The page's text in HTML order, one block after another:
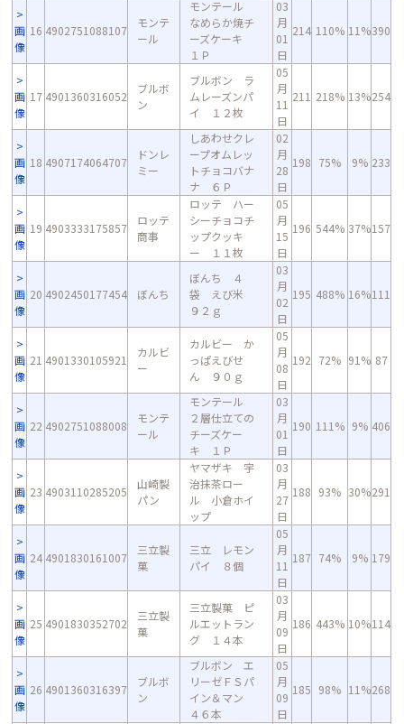
画
像
16 4902751088107
モンテ
ール
モンテール
なめらか焼チ
ーズケーキ
１Ｐ
03
月
01
日
214 110% 11%390
画
像
17 4901360316052
ブルボ
ン
ブルボン ラ
ムレーズンパ
イ １２枚
05
月
11
日
211 218% 13%254
画
像
18 4907174064707
ドンレ
ミー
しあわせクレ
ープオムレッ
トチョコバナ
ナ ６Ｐ
02
月
28
日
198 75% 9% 233
画
像
19 4903333175857
ロッテ
商事
ロッテ ハー
シーチョコチ
ップクッキ
ー １１枚
05
月
15
日
196 544% 37%157
画
像
20 4902450177454 ぼんち
ぼんち ４
袋 えび米
９２ｇ
03
月
02
日
195 488% 16%111
画
像
21 4901330105921
カルビ
ー
カルビー か
っぱえびせ
ん ９０ｇ
05
月
08
日
192 72% 91% 87
画
像
22 4902751088008
モンテ
ール
モンテール
２層仕立ての
チーズケー
キ １Ｐ
03
月
01
日
190 111% 9% 406
画
像
23 4903110285205
山崎製
パン
ヤマザキ 宇
治抹茶ロー
ル 小倉ホイ
ップ
03
月
27
日
188 93% 30%291
画
像
24 4901830161007
三立製
菓
三立 レモン
パイ ８個
05
月
11
日
187 74% 9% 179
画
像
25 4901830352702
三立製
菓
三立製菓 ピ
ルエットラン
グ １４本
03
月
09
日
186 443% 10%114
画
像
26 4901360316397
ブルボ
ン
ブルボン エ
リーゼＦＳパ
イン＆マン
４６本
05
月
09
日
185 98% 11%268